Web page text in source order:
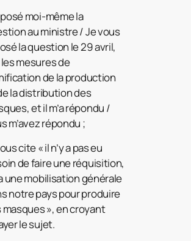
posé moi-même la
au ministre / Je vous
la question le 29 avril,
mesures de
de la production
la distribution des
et il m’a répondu /
m’avez répondu ;
cite « il n’y a pas eu
de faire une réquisition,
une mobilisation générale
notre pays pour produire
masques », en croyant
le sujet.